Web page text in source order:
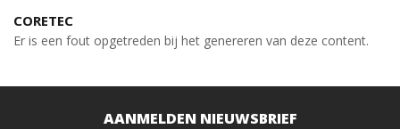
CORETEC
Er is een fout opgetreden bij het genereren van deze content.
AANMELDEN NIEUWSBRIEF